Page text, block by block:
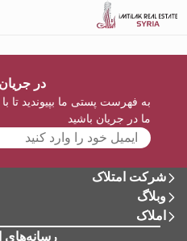
در
به فهرست پستی ما بپیوندید تا
ما در جریان باشید
شرکت امتلاک
وبلاگ
املاک
رسانه‌های